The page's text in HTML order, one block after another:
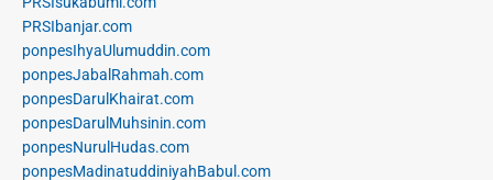
PRSIbanjar.com
ponpesIhyaUlumuddin.com
ponpesJabalRahmah.com
ponpesDarulKhairat.com
ponpesDarulMuhsinin.com
ponpesNurulHudas.com
ponpesMadinatuddiniyahBabul.com